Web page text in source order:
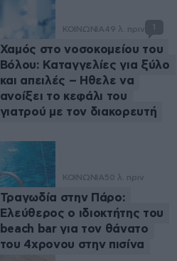
ΚΟΙΝΩΝΙΑ49 λ. πριν 1
Χαμός στο νοσοκομείου του
Βόλου: Καταγγελίες για ξύλο
και απειλές – Ηθελε να
ανοίξει το κεφάλι του
γιατρού με τον διακορευτή
ΚΟΙΝΩΝΙΑ50 λ. πριν
Τραγωδία στην Πάρο:
Ελεύθερος ο ιδιοκτήτης του
beach bar για τον θάνατο
του 4χρονου στην πισίνα